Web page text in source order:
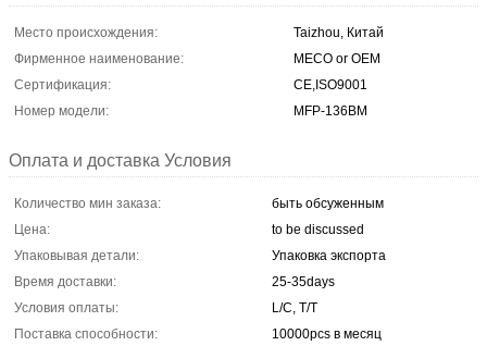
Место происхождения:
Taizhou, Китай
Фирменное наименование:
MECO or OEM
Сертификация:
CE,ISO9001
Номер модели:
MFP-136BM
Оплата и доставка Условия
Количество мин заказа:
быть обсуженным
Цена:
to be discussed
Упаковывая детали:
Упаковка экспорта
Время доставки:
25-35days
Условия оплаты:
L/C, T/T
Поставка способности:
10000pcs в месяц